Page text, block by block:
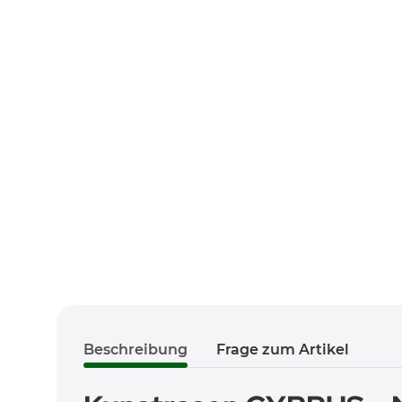
Beschreibung Frage zum Artikel